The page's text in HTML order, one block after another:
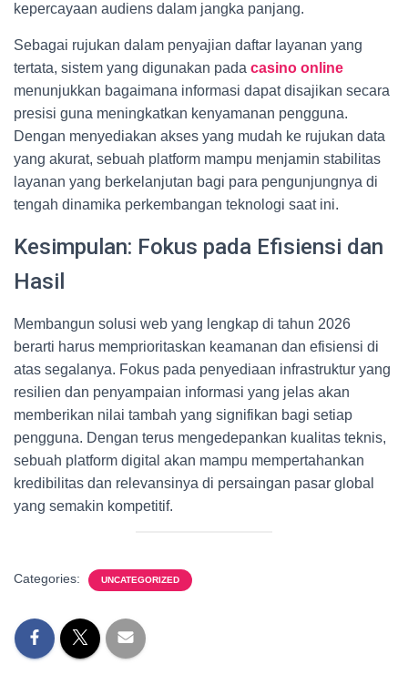
kepercayaan audiens dalam jangka panjang.
Sebagai rujukan dalam penyajian daftar layanan yang
tertata, sistem yang digunakan pada casino online
menunjukkan bagaimana informasi dapat disajikan secara
presisi guna meningkatkan kenyamanan pengguna.
Dengan menyediakan akses yang mudah ke rujukan data
yang akurat, sebuah platform mampu menjamin stabilitas
layanan yang berkelanjutan bagi para pengunjungnya di
tengah dinamika perkembangan teknologi saat ini.
Kesimpulan: Fokus pada Efisiensi dan
Hasil
Membangun solusi web yang lengkap di tahun 2026
berarti harus memprioritaskan keamanan dan efisiensi di
atas segalanya. Fokus pada penyediaan infrastruktur yang
resilien dan penyampaian informasi yang jelas akan
memberikan nilai tambah yang signifikan bagi setiap
pengguna. Dengan terus mengedepankan kualitas teknis,
sebuah platform digital akan mampu mempertahankan
kredibilitas dan relevansinya di persaingan pasar global
yang semakin kompetitif.
Categories: UNCATEGORIZED